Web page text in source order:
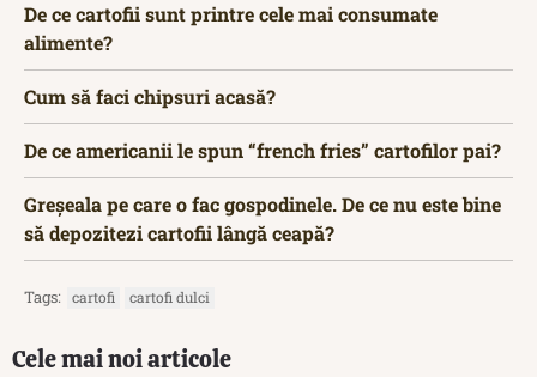
De ce cartofii sunt printre cele mai consumate
alimente?
Cum să faci chipsuri acasă?
De ce americanii le spun “french fries” cartofilor pai?
Greșeala pe care o fac gospodinele. De ce nu este bine
să depozitezi cartofii lângă ceapă?
Tags: cartofi cartofi dulci
Cele mai noi articole